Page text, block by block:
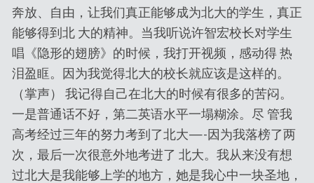
奔放、自由，让我们真正能够成为北大的学生，真正
能够得到北 大的精神。当我听说许智宏校长对学生
唱《隐形的翅膀》的时候，我打开视频，感动得 热
泪盈眶。因为我觉得北大的校长就应该是这样的。
（掌声） 我记得自己在北大的时候有很多的苦闷。
一是普通话不好，第二英语水平一塌糊涂。尽 管我
高考经过三年的努力考到了北大—-因为我落榜了两
次，最后一次很意外地考进了 北大。我从来没有想
过北大是我能够上学的地方，她是我心中一块圣地，